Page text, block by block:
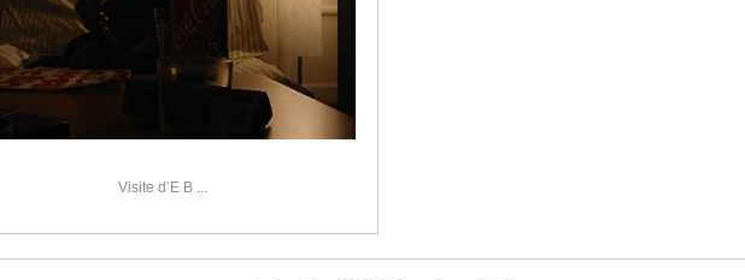
Visite d'E B ...